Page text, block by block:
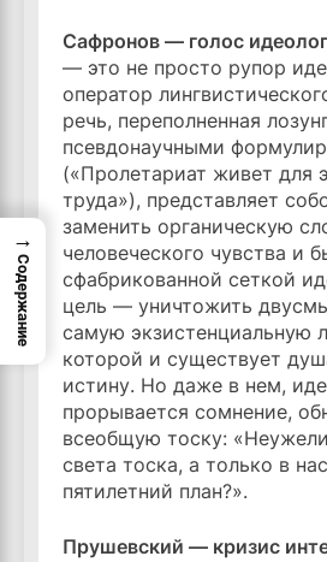
Сафронов — голос
— это не просто рупор
оператор
речь, переполненная
псевдонаучными
(«Пролетариат живет для
труда»), представляет
заменить органическую
человеческого чувства и
сфабрикованной сеткой
цель — уничтожить
самую экзистенциальную
которой и существует
истину. Но даже в нем,
прорывается сомнение,
всеобщую тоску:
света тоска, а только в
пятилетний план?».
Прушевский — кризис
→
Содержание